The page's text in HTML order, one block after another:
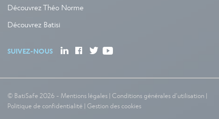
Découvrez Théo Norme
Découvrez Batisi
SUIVEZ-NOUS
© BatiSafe 2026 - Mentions légales | Conditions générales d'utilisation |
Politique de confidentialité | Gestion des cookies